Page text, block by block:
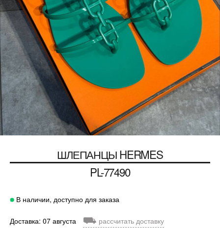
ШЛЕПАНЦЫHERMES
PL-77490
В наличии, доступно для заказа
Доставка: 07 августа ⛟ рассчитать доставку